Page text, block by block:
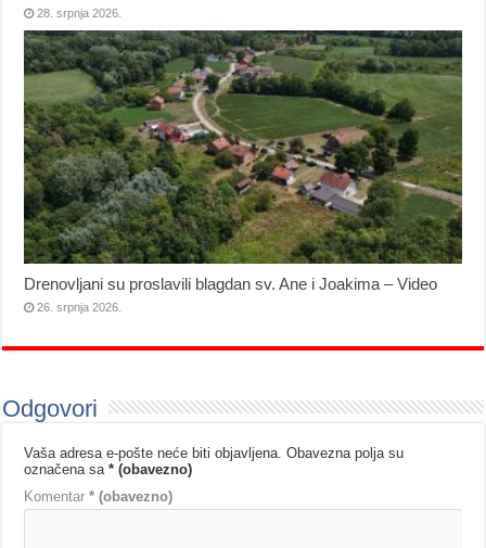
28. srpnja 2026.
Drenovljani su proslavili blagdan sv. Ane i Joakima – Video
26. srpnja 2026.
Odgovori
Vaša adresa e-pošte neće biti objavljena. Obavezna polja su
označena sa* (obavezno)
Komentar* (obavezno)